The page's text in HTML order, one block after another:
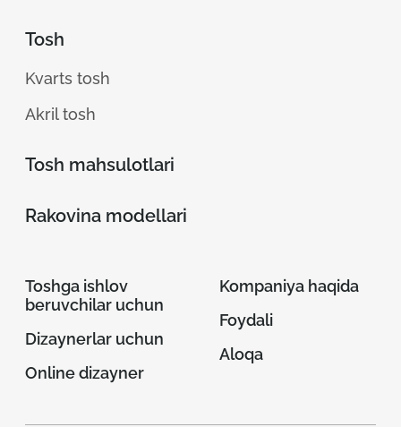
Tosh
Kvarts tosh
Akril tosh
Tosh mahsulotlari
Rakovina modellari
Toshga ishlov
beruvchilar uchun
Dizaynerlar uchun
Online dizayner
Kompaniya haqida
Foydali
Aloqa